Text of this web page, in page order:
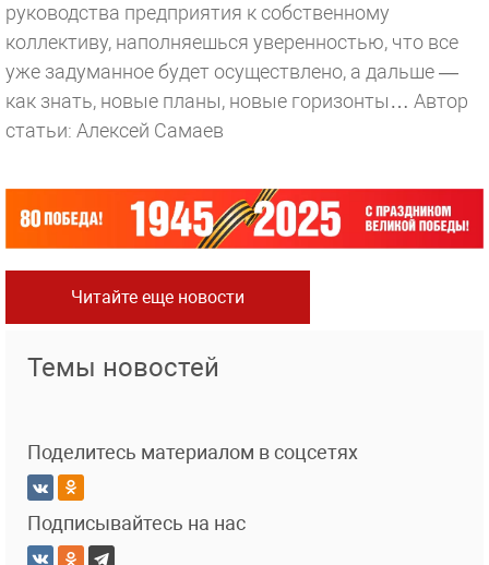
руководства предприятия к собственному
коллективу, наполняешься уверенностью, что все
уже задуманное будет осуществлено, а дальше —
как знать, новые планы, новые горизонты… Автор
статьи: Алексей Самаев
Читайте еще новости
Темы новостей
Поделитесь материалом в соцсетях
Подписывайтесь на нас